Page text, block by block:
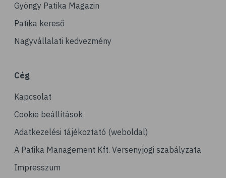
Gyöngy Patika Magazin
Patika kereső
Nagyvállalati kedvezmény
Cég
Kapcsolat
Cookie beállítások
Adatkezelési tájékoztató (weboldal)
A Patika Management Kft. Versenyjogi szabályzata
Impresszum